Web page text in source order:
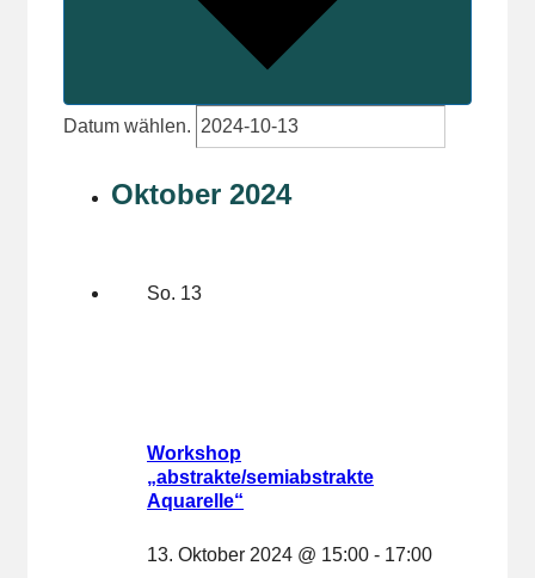
Datum wählen.
Oktober 2024
So. 13
Workshop
„abstrakte/semiabstrakte
Aquarelle“
13. Oktober 2024 @ 15:00 - 17:00